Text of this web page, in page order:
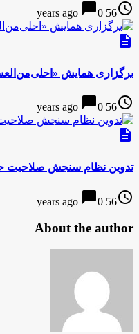
access_time
56 years ago
chat_bubble0
description
برگزاری همایش
access_time
56 years ago
chat_bubble0
description
تدوين نظام سنجش صلاحیت
access_time
56 years ago
chat_bubble0
About the author